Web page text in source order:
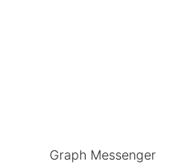
Graph Messenger